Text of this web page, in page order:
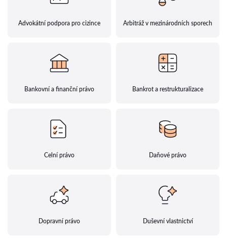
Advokátní podpora pro cizince Arbitráž v mezinárodních sporech
Bankovní a finanční právo Bankrot a restrukturalizace
Celní právo Daňové právo
Dopravní právo Duševní vlastnictví